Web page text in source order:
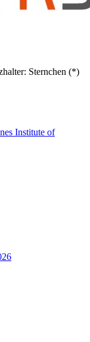
Sternchen (*)
Institute of